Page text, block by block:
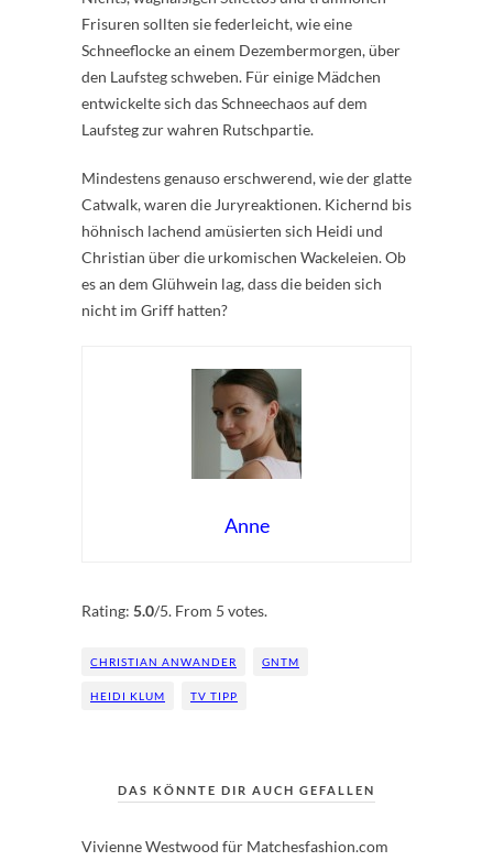
Frisuren sollten sie federleicht, wie eine
Schneeflocke an einem Dezembermorgen, über
den Laufsteg schweben. Für einige Mädchen
entwickelte sich das Schneechaos auf dem
Laufsteg zur wahren Rutschpartie.
Mindestens genauso erschwerend, wie der glatte
Catwalk, waren die Juryreaktionen. Kichernd bis
höhnisch lachend amüsierten sich Heidi und
Christian über die urkomischen Wackeleien. Ob
es an dem Glühwein lag, dass die beiden sich
nicht im Griff hatten?
Anne
Rating: 5.0/5. From 5 votes.
CHRISTIAN ANWANDER GNTM
HEIDI KLUM TV TIPP
DAS KÖNNTE DIR AUCH GEFALLEN
Vivienne Westwood für Matchesfashion.com